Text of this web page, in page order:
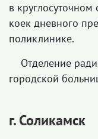
в
коек дневного
поликлинике.
Отделение
городской
г. Соликамск